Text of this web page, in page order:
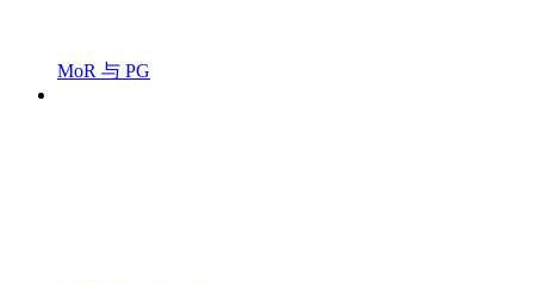
MoR 与 PG